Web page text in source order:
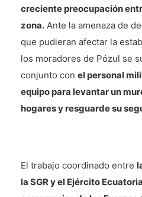
creciente preocupación
zona. Ante la amenaza de
que pudieran afectar la
los moradores de Pózul se
conjunto con el personal
equipo para levantar un
hogares y resguarde su
El trabajo coordinado entre
la SGR y el Ejército